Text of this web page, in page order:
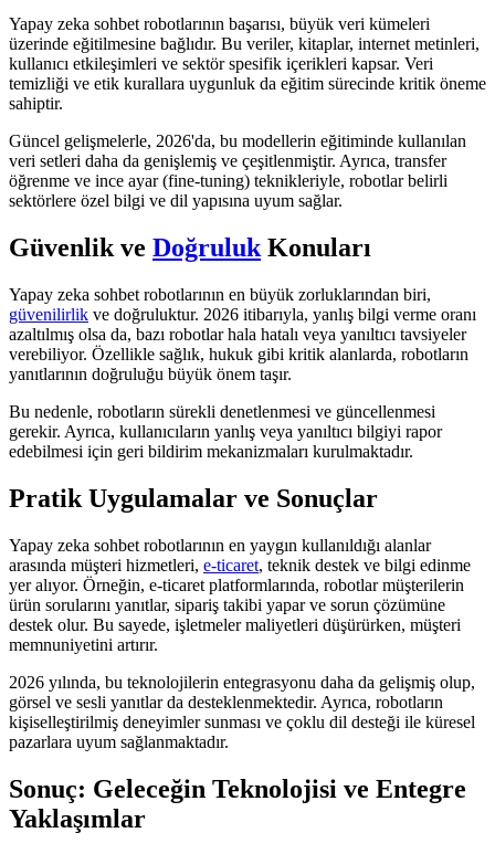
Yapay zeka sohbet robotlarının başarısı, büyük veri kümeleri
üzerinde eğitilmesine bağlıdır. Bu veriler, kitaplar, internet metinleri,
kullanıcı etkileşimleri ve sektör spesifik içerikleri kapsar. Veri
temizliği ve etik kurallara uygunluk da eğitim sürecinde kritik öneme
sahiptir.
Güncel gelişmelerle, 2026'da, bu modellerin eğitiminde kullanılan
veri setleri daha da genişlemiş ve çeşitlenmiştir. Ayrıca, transfer
öğrenme ve ince ayar (fine-tuning) teknikleriyle, robotlar belirli
sektörlere özel bilgi ve dil yapısına uyum sağlar.
Güvenlik ve Doğruluk Konuları
Yapay zeka sohbet robotlarının en büyük zorluklarından biri,
güvenilirlik ve doğruluktur. 2026 itibarıyla, yanlış bilgi verme oranı
azaltılmış olsa da, bazı robotlar hala hatalı veya yanıltıcı tavsiyeler
verebiliyor. Özellikle sağlık, hukuk gibi kritik alanlarda, robotların
yanıtlarının doğruluğu büyük önem taşır.
Bu nedenle, robotların sürekli denetlenmesi ve güncellenmesi
gerekir. Ayrıca, kullanıcıların yanlış veya yanıltıcı bilgiyi rapor
edebilmesi için geri bildirim mekanizmaları kurulmaktadır.
Pratik Uygulamalar ve Sonuçlar
Yapay zeka sohbet robotlarının en yaygın kullanıldığı alanlar
arasında müşteri hizmetleri, e-ticaret, teknik destek ve bilgi edinme
yer alıyor. Örneğin, e-ticaret platformlarında, robotlar müşterilerin
ürün sorularını yanıtlar, sipariş takibi yapar ve sorun çözümüne
destek olur. Bu sayede, işletmeler maliyetleri düşürürken, müşteri
memnuniyetini artırır.
2026 yılında, bu teknolojilerin entegrasyonu daha da gelişmiş olup,
görsel ve sesli yanıtlar da desteklenmektedir. Ayrıca, robotların
kişiselleştirilmiş deneyimler sunması ve çoklu dil desteği ile küresel
pazarlara uyum sağlanmaktadır.
Sonuç: Geleceğin Teknolojisi ve Entegre
Yaklaşımlar